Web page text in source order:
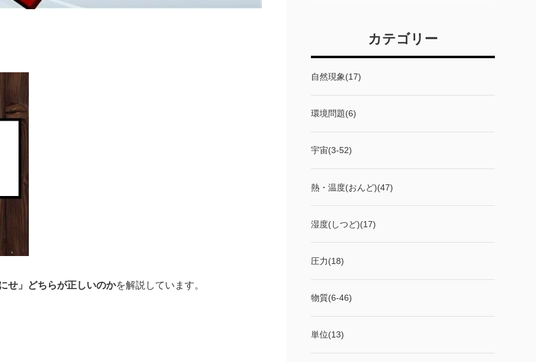
せ」どちらが正しいのかを解説しています。
カテゴリー
自然現象(17)
環境問題(6)
宇宙(3-52)
熱・温度(おんど)(47)
湿度(しつど)(17)
圧力(18)
物質(6-46)
単位(13)